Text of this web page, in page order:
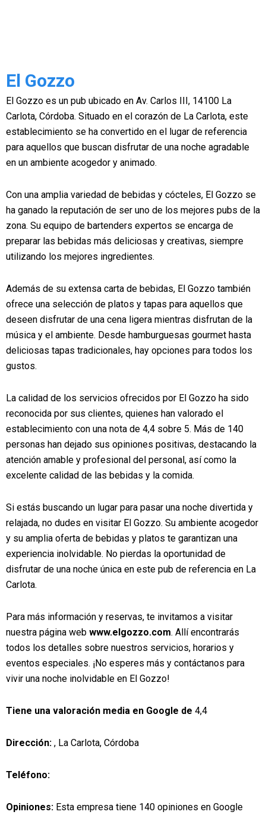
El Gozzo
El Gozzo es un pub ubicado en Av. Carlos III, 14100 La
Carlota, Córdoba. Situado en el corazón de La Carlota, este
establecimiento se ha convertido en el lugar de referencia
para aquellos que buscan disfrutar de una noche agradable
en un ambiente acogedor y animado.
Con una amplia variedad de bebidas y cócteles, El Gozzo se
ha ganado la reputación de ser uno de los mejores pubs de la
zona. Su equipo de bartenders expertos se encarga de
preparar las bebidas más deliciosas y creativas, siempre
utilizando los mejores ingredientes.
Además de su extensa carta de bebidas, El Gozzo también
ofrece una selección de platos y tapas para aquellos que
deseen disfrutar de una cena ligera mientras disfrutan de la
música y el ambiente. Desde hamburguesas gourmet hasta
deliciosas tapas tradicionales, hay opciones para todos los
gustos.
La calidad de los servicios ofrecidos por El Gozzo ha sido
reconocida por sus clientes, quienes han valorado el
establecimiento con una nota de 4,4 sobre 5. Más de 140
personas han dejado sus opiniones positivas, destacando la
atención amable y profesional del personal, así como la
excelente calidad de las bebidas y la comida.
Si estás buscando un lugar para pasar una noche divertida y
relajada, no dudes en visitar El Gozzo. Su ambiente acogedor
y su amplia oferta de bebidas y platos te garantizan una
experiencia inolvidable. No pierdas la oportunidad de
disfrutar de una noche única en este pub de referencia en La
Carlota.
Para más información y reservas, te invitamos a visitar
nuestra página web www.elgozzo.com. Allí encontrarás
todos los detalles sobre nuestros servicios, horarios y
eventos especiales. ¡No esperes más y contáctanos para
vivir una noche inolvidable en El Gozzo!
Tiene una valoración media en Google de 4,4
Dirección: , La Carlota, Córdoba
Teléfono:
Opiniones: Esta empresa tiene 140 opiniones en Google